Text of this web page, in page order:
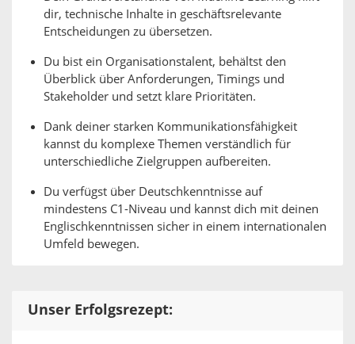
dir, technische Inhalte in geschäftsrelevante
Entscheidungen zu übersetzen.
Du bist ein Organisationstalent, behältst den
Überblick über Anforderungen, Timings und
Stakeholder und setzt klare Prioritäten.
Dank deiner starken Kommunikationsfähigkeit
kannst du komplexe Themen verständlich für
unterschiedliche Zielgruppen aufbereiten.
Du verfügst über Deutschkenntnisse auf
mindestens C1-Niveau und kannst dich mit deinen
Englischkenntnissen sicher in einem internationalen
Umfeld bewegen.
Unser Erfolgsrezept: